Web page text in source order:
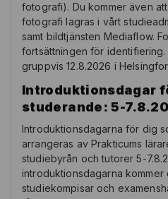
fotografi). Du kommer även
fotografi lagras i vårt
samt bildtjänsten Mediaflow.
fortsättningen för
gruppvis12.8.2026 i
Introduktionsdagar
studerande: 5-
Introduktionsdagarna för dig
arrangeras av Prakticums
studiebyrån och tutorer 5-
introduktionsdagarna kommer
studiekompisar och